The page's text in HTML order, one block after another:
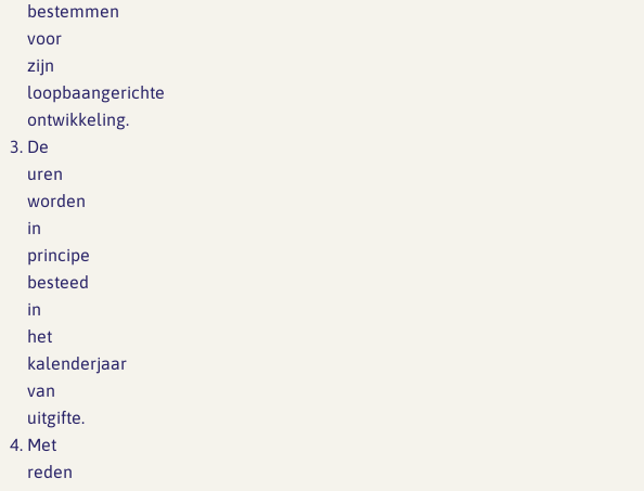
SFA magazine The Human
Factor
Boekentips
Podcasttips
bestemmen
voor
zijn
loopbaangerichte
ontwikkeling.
De
uren
worden
in
principe
besteed
in
het
kalenderjaar
van
uitgifte.
Met
reden